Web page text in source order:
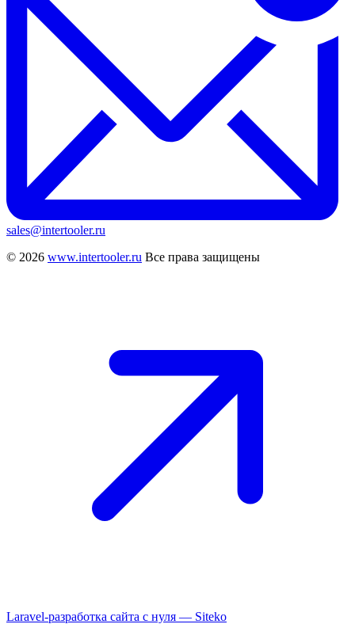
sales@intertooler.ru
© 2026 www.intertooler.ru Все права защищены
Laravel-разработка сайта с нуля — Siteko